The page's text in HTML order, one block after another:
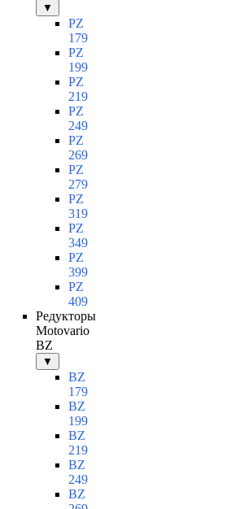
▼
PZ
179
PZ
199
PZ
219
PZ
249
PZ
269
PZ
279
PZ
319
PZ
349
PZ
399
PZ
409
Редукторы
Motovario
BZ
▼
BZ
179
BZ
199
BZ
219
BZ
249
BZ